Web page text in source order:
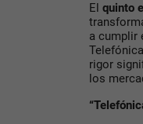
El quinto
a cumplir
rigor
los